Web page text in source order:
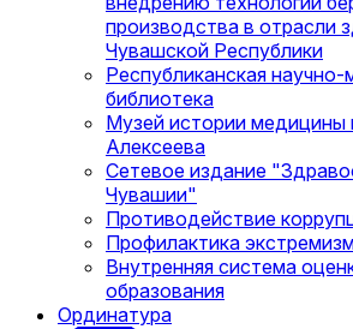
производства в отрасли
Чувашской Республики
Республиканская
библиотека
Музей истории медицины
Алексеева
Сетевое издание
Чувашии"
Противодействие
Профилактика
Внутренняя система
образования
Ординатура